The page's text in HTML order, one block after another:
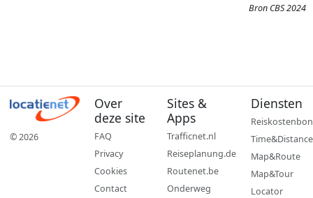
Bron CBS 2024
© 2026
Over
deze site
FAQ
Privacy
Cookies
Contact
Sites &
Apps
Trafficnet.nl
Reiseplanung.de
Routenet.be
Onderweg
Diensten
Reiskostenbon
Time&Distance
Map&Route
Map&Tour
Locator